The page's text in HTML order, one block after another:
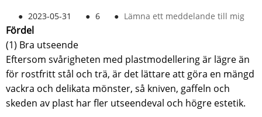
● 2023-05-31 ● 6 ● Lämna ett meddelande till mig
Fördel
(1) Bra utseende
Eftersom svårigheten med plastmodellering är lägre än
för rostfritt stål och trä, är det lättare att göra en mängd
vackra och delikata mönster, så kniven, gaffeln och
skeden av plast har fler utseendeval och högre estetik.